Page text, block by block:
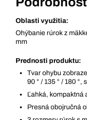
Oblasti využitia:
Ohýbanie rúrok z
mm
Prednosti produktu:
Tvar ohybu
90 ° / 135 ° / 180
Ľahká, kompaktná
Presná obojručná